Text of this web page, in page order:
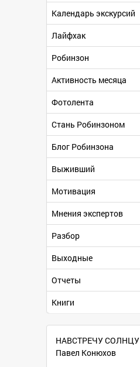
Календарь экскурсий
Лайфхак
Робинзон
Активность месяца
Фотолента
Стань Робинзоном
Блог Робинзона
Выживший
Мотивация
Мнения экспертов
Разбор
Выходные
Отчеты
Книги
НАВСТРЕЧУ СОЛНЦУ
Павел Конюхов